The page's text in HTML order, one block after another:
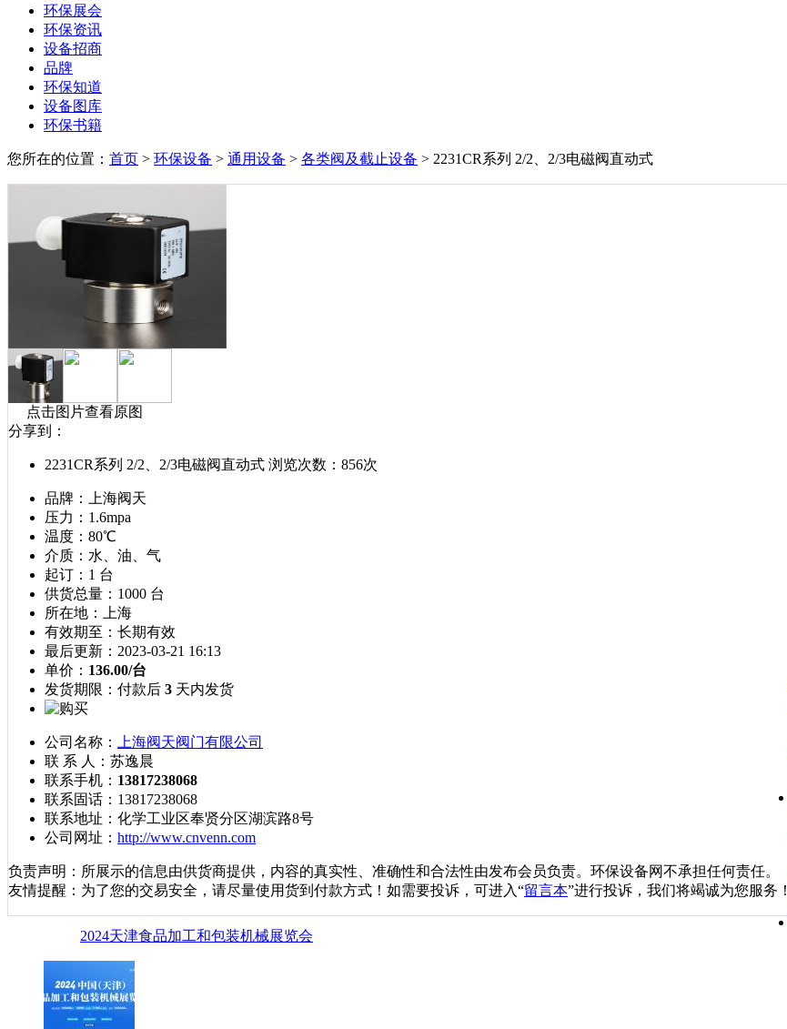
环保展会
环保资讯
设备招商
品牌
环保知道
设备图库
环保书籍
您所在的位置： 首页 > 环保设备 > 通用设备 > 各类阀及截止设备 > 2231CR系列 2/2、2/3电磁阀直动式
点击图片查看原图
分享到：
2231CR系列 2/2、2/3电磁阀直动式 浏览次数：856次
品牌：
上海阀天
压力： 1.6mpa
温度： 80℃
介质： 水、油、气
起订： 1 台
供货总量： 1000 台
所在地：
上海
有效期至： 长期有效
最后更新： 2023-03-21 16:13
单价： 136.00/台
发货期限： 付款后 3 天内发货
公司名称：
上海阀天阀门有限公司
联 系 人： 苏逸晨
联系手机： 13817238068
联系固话： 13817238068
联系地址： 化学工业区奉贤分区湖滨路8号
公司网址： http://www.cnvenn.com
负责声明：所展示的信息由供货商提供，内容的真实性、准确性和合法性由发布会员负责。环保设备网不承担任何责任。
友情提醒：为了您的交易安全，请尽量使用货到付款方式！如需要投诉，可进入“留言本”进行投诉，我们将竭诚为您服务！
2024天津食品加工和包装机械展览会